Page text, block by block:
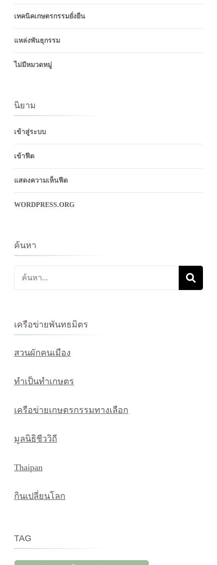
เทคนิคเกษตรกรรมยั่งยืน
แหล่งพันธุกรรม
ไม่มีหมวดหมู่
นิยาม
เข้าสู่ระบบ
เข้าฟีด
แสดงความเห็นฟีด
WORDPRESS.ORG
ค้นหา
ค้นหา
เกี่ยว
เครือข่ายพันทธมิตร
สวนผักคนเมือง
ทำเป็นทำเกษตร
เครือข่ายเกษตรกรรมทางเลือก
มูลนิธิชีววิถี
Thaipan
กินเปลี่ยนโลก
TAG